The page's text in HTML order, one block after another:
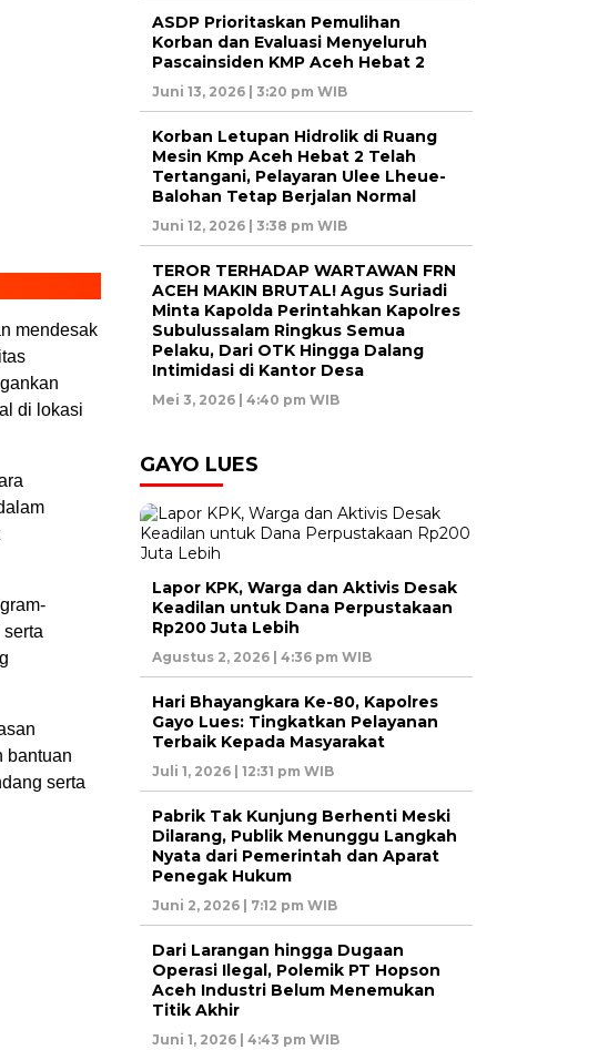
mendesak
di lokasi
bantuan
serta
ASDP Prioritaskan Pemulihan
Korban dan Evaluasi Menyeluruh
Pascainsiden KMP Aceh Hebat 2
Juni 13, 2026 | 3:20 pm WIB
Korban Letupan Hidrolik di Ruang
Mesin Kmp Aceh Hebat 2 Telah
Tertangani, Pelayaran Ulee Lheue-
Balohan Tetap Berjalan Normal
Juni 12, 2026 | 3:38 pm WIB
TEROR TERHADAP WARTAWAN FRN
ACEH MAKIN BRUTAL! Agus Suriadi
Minta Kapolda Perintahkan Kapolres
Subulussalam Ringkus Semua
Pelaku, Dari OTK Hingga Dalang
Intimidasi di Kantor Desa
Mei 3, 2026 | 4:40 pm WIB
GAYO LUES
Lapor KPK, Warga dan Aktivis Desak
Keadilan untuk Dana Perpustakaan
Rp200 Juta Lebih
Agustus 2, 2026 | 4:36 pm WIB
Hari Bhayangkara Ke-80, Kapolres
Gayo Lues: Tingkatkan Pelayanan
Terbaik Kepada Masyarakat
Juli 1, 2026 | 12:31 pm WIB
Pabrik Tak Kunjung Berhenti Meski
Dilarang, Publik Menunggu Langkah
Nyata dari Pemerintah dan Aparat
Penegak Hukum
Juni 2, 2026 | 7:12 pm WIB
Dari Larangan hingga Dugaan
Operasi Ilegal, Polemik PT Hopson
Aceh Industri Belum Menemukan
Titik Akhir
Juni 1, 2026 | 4:43 pm WIB